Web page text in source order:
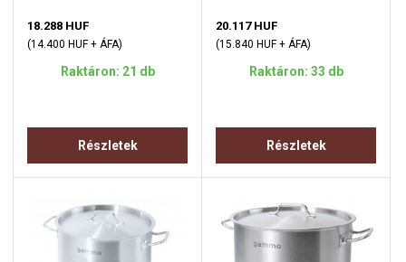
18.288 HUF
(14.400 HUF + ÁFA)
Raktáron: 21 db
Részletek
20.117 HUF
(15.840 HUF + ÁFA)
Raktáron: 33 db
Részletek